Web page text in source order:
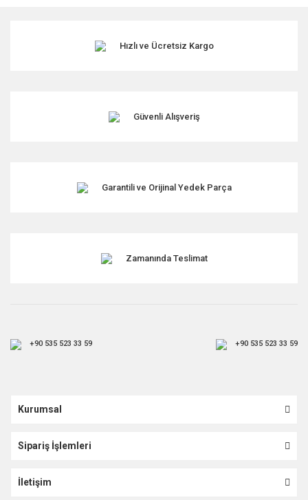
Ürün resmi kalitesiz, bozuk veya görüntülenemiyor.
Ürün fiyatı diğer sitelerden daha pahalı.
Hızlı ve Ücretsiz Kargo
Güvenli Alışveriş
Garantili ve Orijinal Yedek Parça
Zamanında Teslimat
+90 535 523 33 59 +90 535 523 33 59
Kurumsal
Sipariş İşlemleri
İletişim